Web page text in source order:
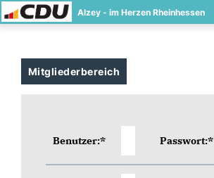
Alzey - im Herzen Rheinhessen
Mitgliederbereich
Benutzer:* Passwort:*